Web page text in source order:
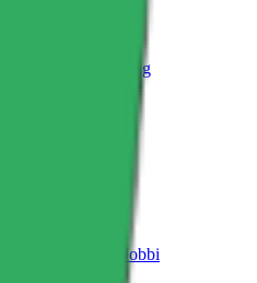
Akreditering
Hvorfor bruke Jobbi